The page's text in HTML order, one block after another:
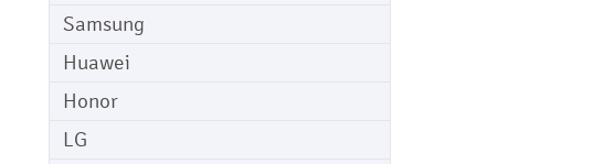
Samsung
Huawei
Honor
LG